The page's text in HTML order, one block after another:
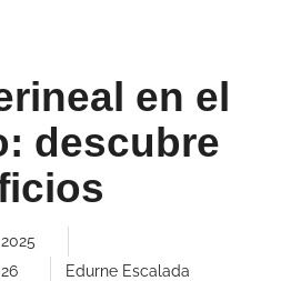
en el
descubre
Edurne Escalada